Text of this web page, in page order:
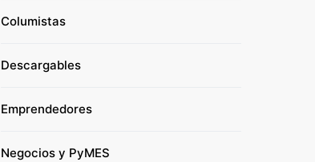
Columistas
Descargables
Emprendedores
Negocios y PyMES